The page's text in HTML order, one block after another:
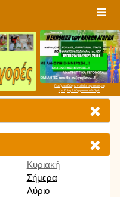
Πατήστε εδώ για να δείτε την εκπομπή
την Τρίτη 9:00 μμ και κάθε Τρίτη
Κυριακή
Σήμερα
Αύριο